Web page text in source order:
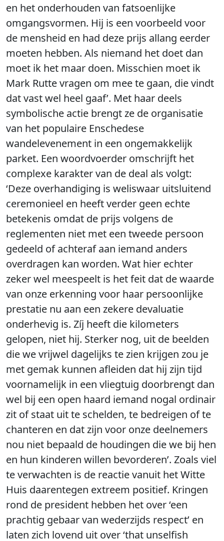
en het onderhouden van fatsoenlijke
omgangsvormen. Hij is een voorbeeld voor
de mensheid en had deze prijs allang eerder
moeten hebben. Als niemand het doet dan
moet ik het maar doen. Misschien moet ik
Mark Rutte vragen om mee te gaan, die vindt
dat vast wel heel gaaf’. Met haar deels
symbolische actie brengt ze de organisatie
van het populaire Enschedese
wandelevenement in een ongemakkelijk
parket. Een woordvoerder omschrijft het
complexe karakter van de deal als volgt:
‘Deze overhandiging is weliswaar uitsluitend
ceremonieel en heeft verder geen echte
betekenis omdat de prijs volgens de
reglementen niet met een tweede persoon
gedeeld of achteraf aan iemand anders
overdragen kan worden. Wat hier echter
zeker wel meespeelt is het feit dat de waarde
van onze erkenning voor haar persoonlijke
prestatie nu aan een zekere devaluatie
onderhevig is. Zíj heeft die kilometers
gelopen, niet hij. Sterker nog, uit de beelden
die we vrijwel dagelijks te zien krijgen zou je
met gemak kunnen afleiden dat hij zijn tijd
voornamelijk in een vliegtuig doorbrengt dan
wel bij een open haard iemand nogal ordinair
zit of staat uit te schelden, te bedreigen of te
chanteren en dat zijn voor onze deelnemers
nou niet bepaald de houdingen die we bij hen
en hun kinderen willen bevorderen’. Zoals viel
te verwachten is de reactie vanuit het Witte
Huis daarentegen extreem positief. Kringen
rond de president hebben het over ‘een
prachtig gebaar van wederzijds respect’ en
laten zich lovend uit over ‘that unselfish